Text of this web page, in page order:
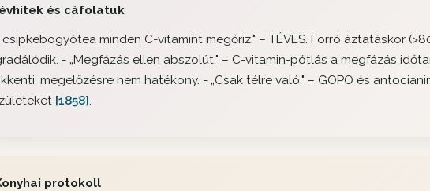
és cáfolatuk
csipkebogyótea minden C-vitamint megőriz." – TÉVES. Forró áztatáskor
- „Megfázás ellen abszolút." – C-vitamin-pótlás a megfázás
megelőzésre nem hatékony. - „Csak télre való." – GOPO és
[1858].
protokoll